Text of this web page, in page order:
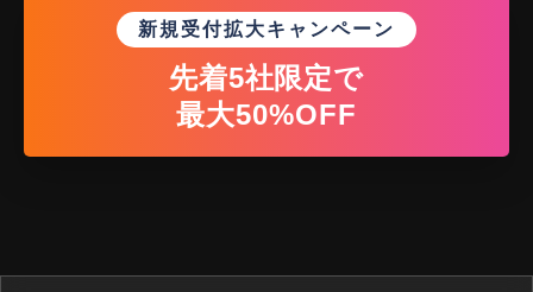
新規受付拡大キャンペーン
先着5社限定で
最大50%OFF